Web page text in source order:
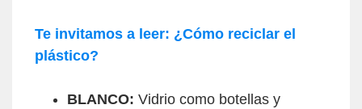
Te invitamos a leer: ¿Cómo reciclar el
plástico?
BLANCO: Vidrio como botellas y